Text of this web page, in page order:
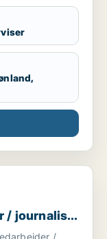
/
/ journalist
/